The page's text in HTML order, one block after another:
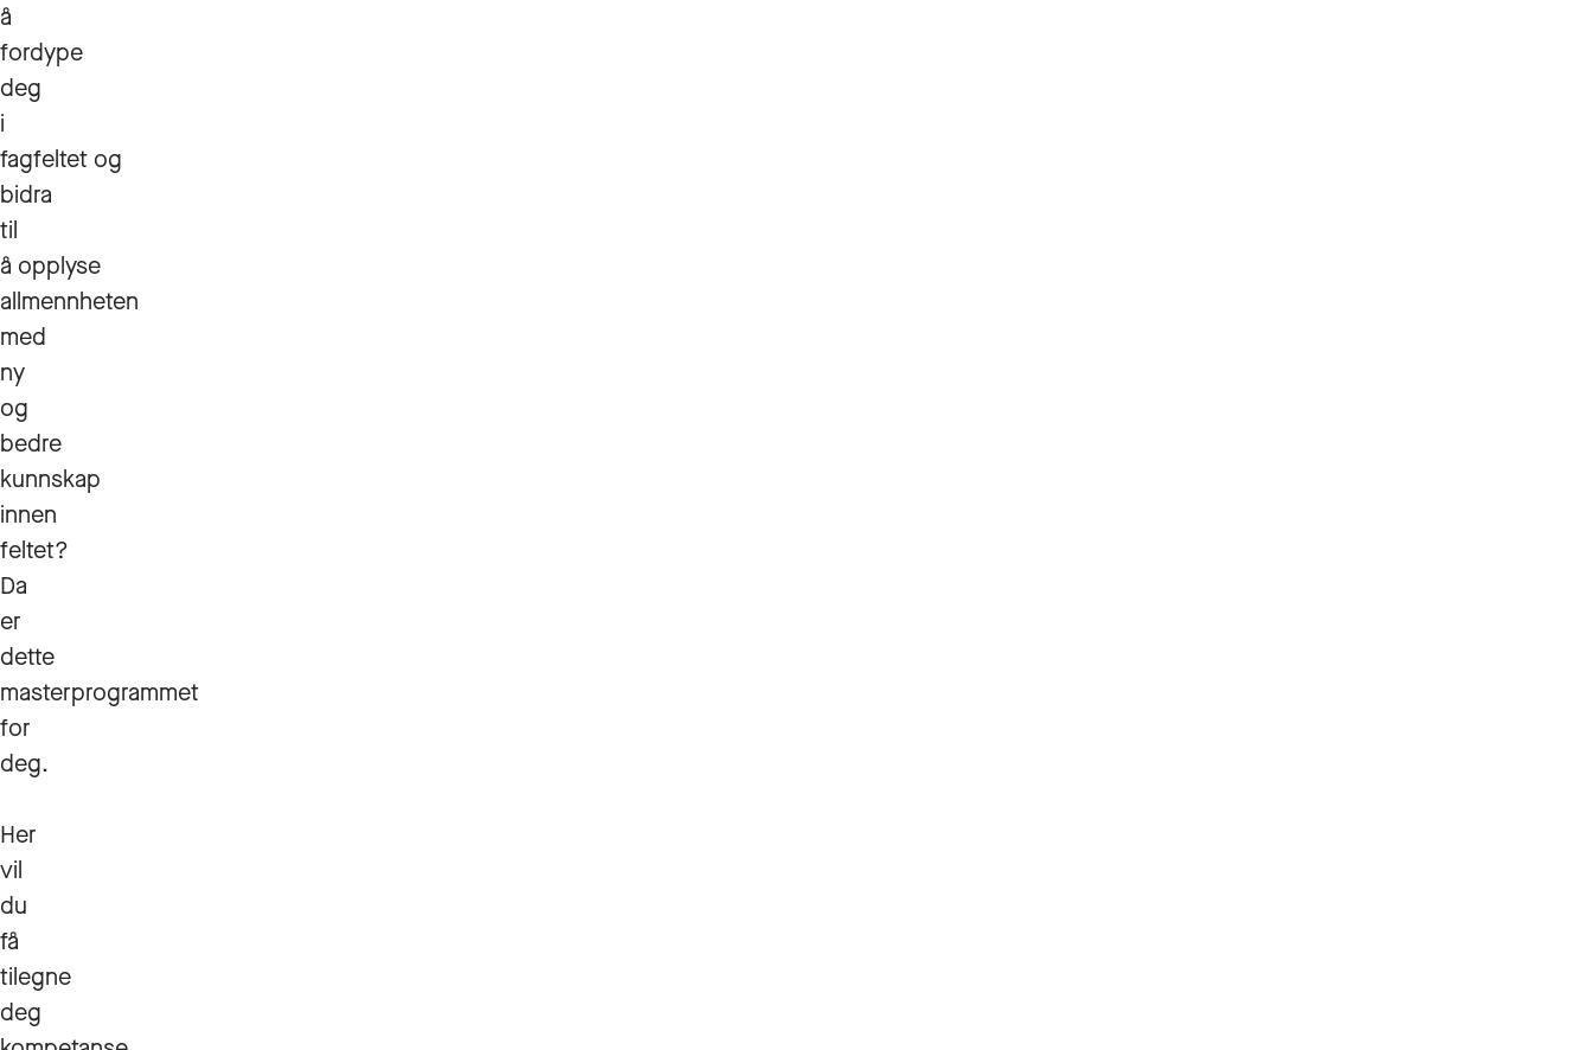
å
fordype
deg
i
fagfeltet og
bidra
til
å opplyse
allmennheten
med
ny
og
bedre
kunnskap
innen
feltet?
Da
er
dette
masterprogrammet
for
deg.
Her
vil
du
få
tilegne
deg